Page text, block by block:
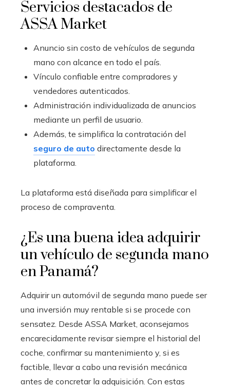
Servicios destacados de
ASSA Market
Anuncio sin costo de vehículos de segunda
mano con alcance en todo el país.
Vínculo confiable entre compradores y
vendedores autenticados.
Administración individualizada de anuncios
mediante un perfil de usuario.
Además, te simplifica la contratación del
seguro de auto directamente desde la
plataforma.
La plataforma está diseñada para simplificar el
proceso de compraventa.
¿Es una buena idea adquirir
un vehículo de segunda mano
en Panamá?
Adquirir un automóvil de segunda mano puede ser
una inversión muy rentable si se procede con
sensatez. Desde ASSA Market, aconsejamos
encarecidamente revisar siempre el historial del
coche, confirmar su mantenimiento y, si es
factible, llevar a cabo una revisión mecánica
antes de concretar la adquisición. Con estas